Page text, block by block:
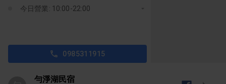
今日營業: 10:00-22:00
0985311915
勻淨湖民宿